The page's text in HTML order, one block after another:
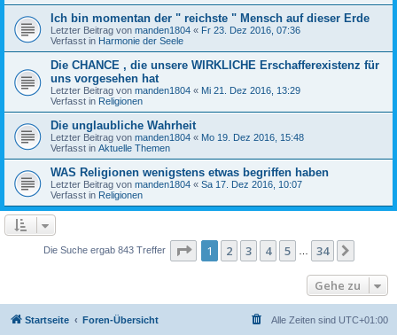
Ich bin momentan der " reichste " Mensch auf dieser Erde
Letzter Beitrag von manden1804 « Fr 23. Dez 2016, 07:36
Verfasst in Harmonie der Seele
Die CHANCE , die unsere WIRKLICHE Erschafferexistenz für
uns vorgesehen hat
Letzter Beitrag von manden1804 « Mi 21. Dez 2016, 13:29
Verfasst in Religionen
Die unglaubliche Wahrheit
Letzter Beitrag von manden1804 « Mo 19. Dez 2016, 15:48
Verfasst in Aktuelle Themen
WAS Religionen wenigstens etwas begriffen haben
Letzter Beitrag von manden1804 « Sa 17. Dez 2016, 10:07
Verfasst in Religionen
Die Suche ergab 843 Treffer Seite 1von 34
1 2 3 4 5 34
Gehe zu
Startseite Foren-Übersicht Alle Zeiten sind UTC+01:00